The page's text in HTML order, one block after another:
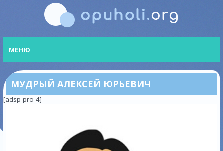
МЕНЮ
МУДРЫЙ АЛЕКСЕЙ ЮРЬЕВИЧ
[adsp-pro-4]